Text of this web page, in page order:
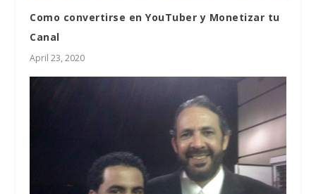
Como convertirse en YouTuber y Monetizar tu
Canal
April 23, 2020